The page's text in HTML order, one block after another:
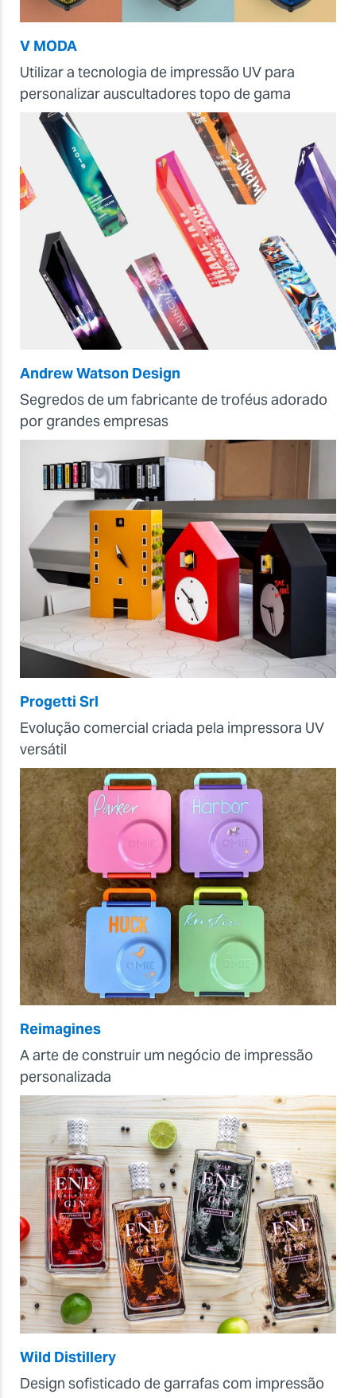
V MODA
Utilizar a tecnologia de impressão UV para
personalizar auscultadores topo de gama
Andrew Watson Design
Segredos de um fabricante de troféus adorado
por grandes empresas
Progetti Srl
Evolução comercial criada pela impressora UV
versátil
Reimagines
A arte de construir um negócio de impressão
personalizada
Wild Distillery
Design sofisticado de garrafas com impressão